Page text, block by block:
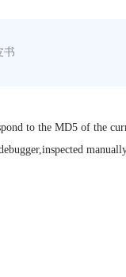
书
to the MD5 of the